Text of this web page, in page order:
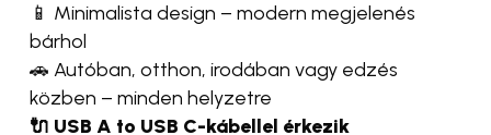
📱 Minimalista design – modern megjelenés
bárhol
🚗 Autóban, otthon, irodában vagy edzés
közben – minden helyzetre
🔌 USB A to USB C-kábellel érkezik